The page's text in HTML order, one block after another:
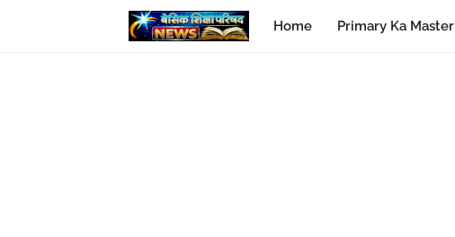
Home Primary Ka Master